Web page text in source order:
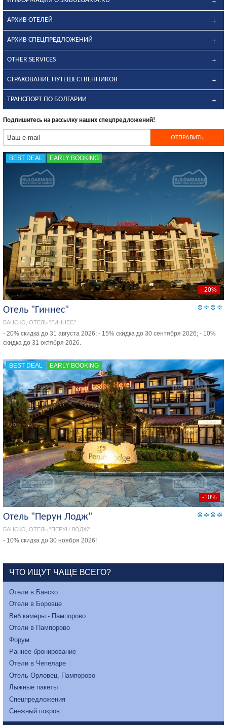
АРХИВ ОТЕЛЕЙ
АРХИВ СПЕЦПРЕДЛОЖЕНИЙ
OTHER SERVICES
CТРАХОВАНИЕ ПУТЕШЕСТВЕННИКОВ
ТРАНСПОРТ ПО БОЛГАРИИ
Подпишитесь на рассылку наших спецпредложений!
BEST DEAL EARLY BOOKING
- 20%
Отель "Гиннес"
БАНСКО, ОТЕЛЬ "ГИННЕС"
- 20% скидка до 31 августа 2026; - 15% скидка до 30 сентября 2026; - 10%
скидка до 31 октября 2026.
BEST DEAL EARLY BOOKING
-10%
Отель "Перун Лодж"
БАНСКО, ОТЕЛЬ "ПЕРУН ЛОДЖ"
- 10% скидка до 30 ноября 2026!
ЧТО ИЩУТ ЧАЩЕ ВСЕГО?
Отели в Банско
Отели в Боровце
Веб камеры - Пампорово
Отели в Пампорово
Форум
Раннее бронирование
Отели в Чепеларе
Отель Орловец, Пампорово
Лыжные пакеты
Спецпредложения
Снежный покров